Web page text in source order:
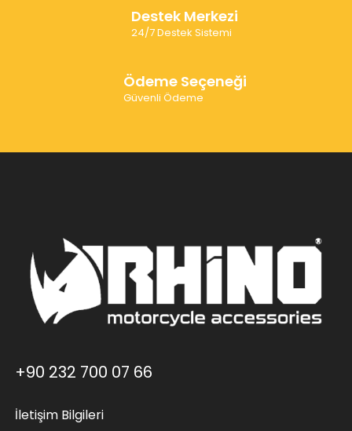
Destek Merkezi
24/7 Destek Sistemi
Ödeme Seçeneği
Güvenli Ödeme
+90 232 700 07 66
İletişim Bilgileri